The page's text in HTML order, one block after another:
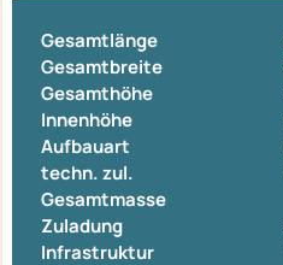
Gesamtlänge
Gesamtbreite
Gesamthöhe
Innenhöhe
Aufbauart
techn. zul.
Gesamtmasse
Zuladung
Infrastruktur